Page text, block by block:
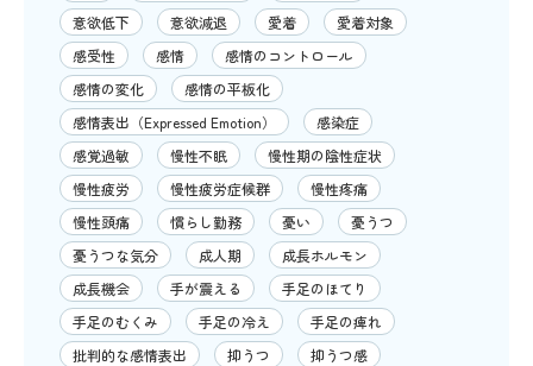
意欲低下
意欲減退 愛着
愛着対象
感受性
感情
感情のコントロール
感情の変化
感情の平板化
感情表出（Expressed Emotion）
感染症
感覚過敏
慢性不眠
慢性期の陰性症状
慢性疲労
慢性疲労症候群
慢性疼痛
慢性頭痛
慣らし勤務 憂い
憂うつ
憂うつな気分
成人期
成長ホルモン
成長機会
手が震える
手足のほてり
手足のむくみ
手足の冷え
手足の痺れ
批判的な感情表出
抑うつ
抑うつ感